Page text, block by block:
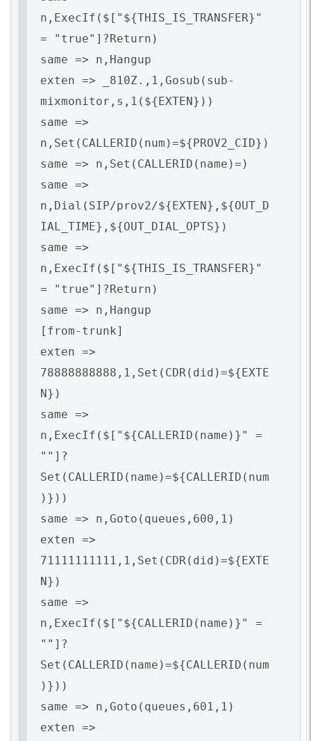
n,ExecIf($["${THIS_IS_TRANSFER}"
= "true"]?Return)
same => n,Hangup
exten => _810Z.,1,Gosub(sub-
mixmonitor,s,1(${EXTEN}))
same =>
n,Set(CALLERID(num)=${PROV2_CID})
same => n,Set(CALLERID(name)=)
same =>
n,Dial(SIP/prov2/${EXTEN},${OUT_D
IAL_TIME},${OUT_DIAL_OPTS})
same =>
n,ExecIf($["${THIS_IS_TRANSFER}"
= "true"]?Return)
same => n,Hangup
[from-trunk]
exten =>
78888888888,1,Set(CDR(did)=${EXTE
N})
same =>
n,ExecIf($["${CALLERID(name)}" =
""]?
Set(CALLERID(name)=${CALLERID(num
)}))
same => n,Goto(queues,600,1)
exten =>
71111111111,1,Set(CDR(did)=${EXTE
N})
same =>
n,ExecIf($["${CALLERID(name)}" =
""]?
Set(CALLERID(name)=${CALLERID(num
)}))
same => n,Goto(queues,601,1)
exten =>